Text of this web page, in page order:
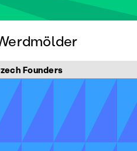
Founders